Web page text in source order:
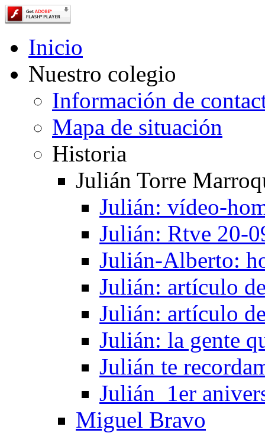
Inicio
Nuestro colegio
Información de
Mapa de situación
Historia
Julián Torre
Julián: vídeo-
Julián: Rtve 20-
Julián-Alberto:
Julián: artículo
Julián: artículo
Julián: la gente
Julián te
Julián_1er
Miguel Bravo